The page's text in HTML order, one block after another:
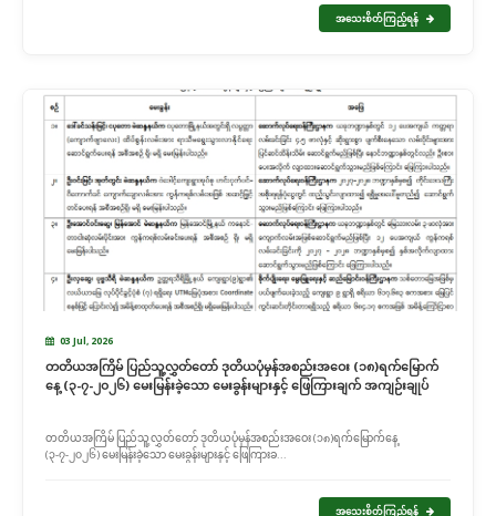
အသေးစိတ်ကြည့်ရန်
03 Jul, 2026
တတိယအကြိမ် ပြည်သူ့လွှတ်တော် ဒုတိယပုံမှန်အစည်းအဝေး (၁၈)ရက်မြောက်
နေ့ (၃-၇-၂၀၂၆) မေးမြန်းခဲ့သော မေးခွန်းများနှင့် ဖြေကြားချက် အကျဉ်းချုပ်
တတိယအကြိမ် ပြည်သူ့လွှတ်တော် ဒုတိယပုံမှန်အစည်းအဝေး (၁၈)ရက်မြောက်နေ့
(၃-၇-၂၀၂၆) မေးမြန်းခဲ့သော မေးခွန်းများနှင့် ဖြေကြားခ...
အသေးစိတ်ကြည့်ရန်